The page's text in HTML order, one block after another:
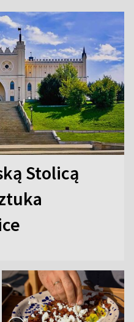
Stolicą